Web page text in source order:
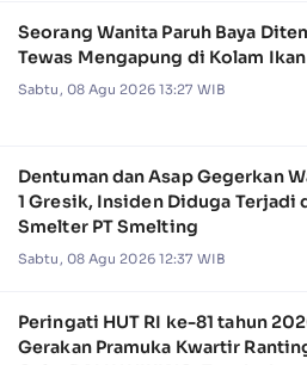
Seorang Wanita Paruh Baya
Tewas Mengapung di Kolam
Sabtu, 08 Agu 2026 13:27 WIB
Dentuman dan Asap Gegerkan
1 Gresik, Insiden Diduga Terjadi
Smelter PT Smelting
Sabtu, 08 Agu 2026 12:37 WIB
Peringati HUT RI ke-81 tahun
Gerakan Pramuka Kwartir